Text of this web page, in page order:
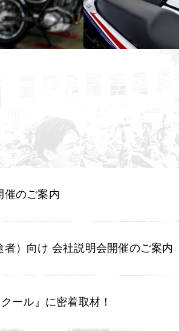
催のご案内
）向け 会社説明会開催のご案内
ール』に密着取材！